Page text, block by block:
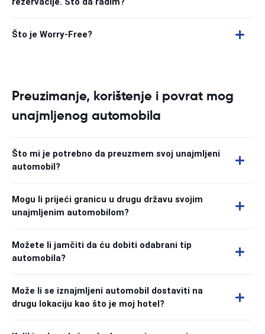
Što je Worry-Free?
Preuzimanje, korištenje i povrat mog
unajmljenog automobila
Što mi je potrebno da preuzmem svoj unajmljeni
automobil?
Mogu li prijeći granicu u drugu državu svojim
unajmljenim automobilom?
Možete li jamčiti da ću dobiti odabrani tip
automobila?
Može li se iznajmljeni automobil dostaviti na
drugu lokaciju kao što je moj hotel?